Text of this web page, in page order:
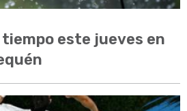
este jueves en